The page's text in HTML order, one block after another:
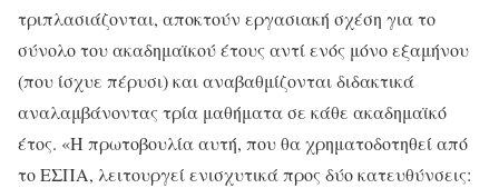
τριπλασιάζονται, αποκτούν εργασιακή σχέση για το
σύνολο του ακαδημαϊκού έτους αντί ενός μόνο εξαμήνου
(που ίσχυε πέρυσι) και αναβαθμίζονται διδακτικά
αναλαμβάνοντας τρία μαθήματα σε κάθε ακαδημαϊκό
έτος. «Η πρωτοβουλία αυτή, που θα χρηματοδοτηθεί από
το ΕΣΠΑ, λειτουργεί ενισχυτικά προς δύο κατευθύνσεις: